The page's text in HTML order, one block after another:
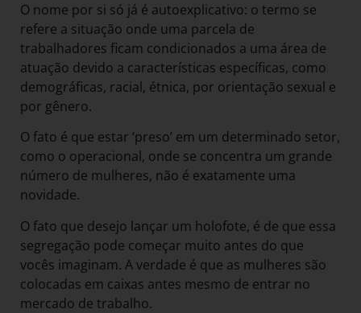
O nome por si só já é autoexplicativo: o termo se
refere a situação onde uma parcela de
trabalhadores ficam condicionados a uma área de
atuação devido a características específicas, como
demográficas, racial, étnica, por orientação sexual e
por gênero.
O fato é que estar ‘preso’ em um determinado setor,
como o operacional, onde se concentra um grande
número de mulheres, não é exatamente uma
novidade.
O fato que desejo lançar um holofote, é de que essa
segregação pode começar muito antes do que
vocês imaginam. A verdade é que as mulheres são
colocadas em caixas antes mesmo de entrar no
mercado de trabalho.